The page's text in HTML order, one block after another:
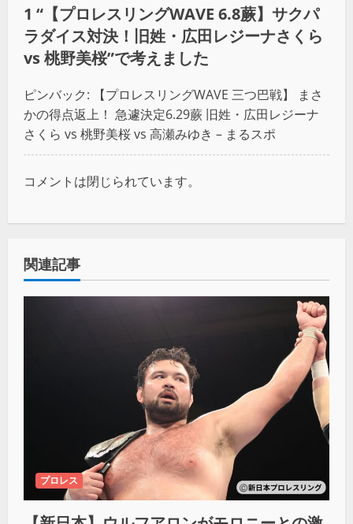
1 “ 【プロレスリングWAVE 6.8蕨】サクパ
ラダイス対決！旧姓・広田レジーナさくら
vs 桃野美桜”で考えました
ピンバック:
【プロレスリングWAVE 三つ巴戦】 まさ
かの得点返上！ 急遽決定6.29蕨 旧姓・広田レジーナ
さくら vs 桃野美桜 vs 高瀬みゆき – まるスポ
コメントは閉じられています。
関連記事
プロレス